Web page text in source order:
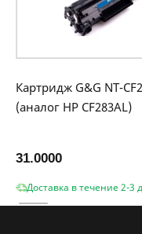
Картридж G&G NT-
(аналог HP CF283AL)
31.0000
Доставка в течение 2-3